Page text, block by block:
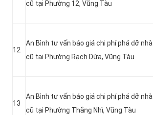
cũ tại Phường 12, Vũng Tàu
12
An Bình tư vấn báo giá chi phí phá dỡ nhà
cũ tại Phường Rạch Dừa, Vũng Tàu
13
An Bình tư vấn báo giá chi phí phá dỡ nhà
cũ tại Phường Thắng Nhì, Vũng Tàu